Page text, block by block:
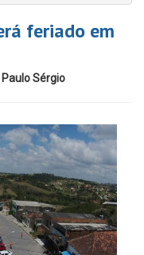
feriado em
Paulo Sérgio